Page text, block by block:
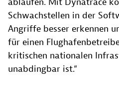
Schwachstellen in der
Angriffe besser erkennen
für einen
kritischen nationalen
unabdingbar ist.“